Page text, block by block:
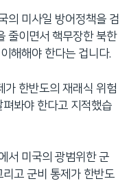
의 미사일 방어정책을 검
줄이면서 핵무장한 북한
해해야 한다는 겁니다.
가 한반도의 재래식 위험
봐야 한다고 지적했습
서 미국의 광범위한 군
고 군비 통제가 한반도